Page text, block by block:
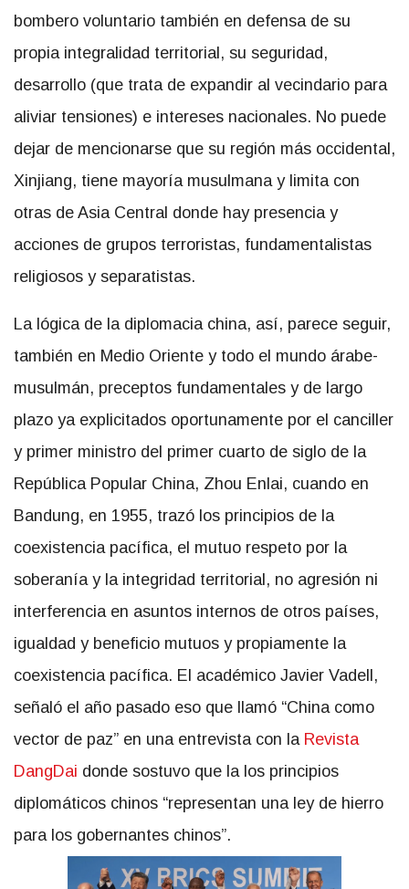
bombero voluntario también en defensa de su
propia integralidad territorial, su seguridad,
desarrollo (que trata de expandir al vecindario para
aliviar tensiones) e intereses nacionales. No puede
dejar de mencionarse que su región más occidental,
Xinjiang, tiene mayoría musulmana y limita con
otras de Asia Central donde hay presencia y
acciones de grupos terroristas, fundamentalistas
religiosos y separatistas.
La lógica de la diplomacia china, así, parece seguir,
también en Medio Oriente y todo el mundo árabe-
musulmán, preceptos fundamentales y de largo
plazo ya explicitados oportunamente por el canciller
y primer ministro del primer cuarto de siglo de la
República Popular China, Zhou Enlai, cuando en
Bandung, en 1955, trazó los principios de la
coexistencia pacífica, el mutuo respeto por la
soberanía y la integridad territorial, no agresión ni
interferencia en asuntos internos de otros países,
igualdad y beneficio mutuos y propiamente la
coexistencia pacífica. El académico Javier Vadell,
señaló el año pasado eso que llamó “China como
vector de paz” en una entrevista con la Revista
DangDai donde sostuvo que la los principios
diplomáticos chinos “representan una ley de hierro
para los gobernantes chinos”.